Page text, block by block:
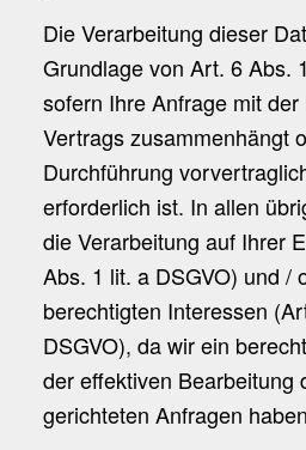
Die Verarbeitung dieser
Grundlage von Art. 6 Abs.
sofern Ihre Anfrage mit
Vertrags zusammenhängt
Durchführung
erforderlich ist. In allen
die Verarbeitung auf Ihrer
Abs. 1 lit. a DSGVO) und /
berechtigten Interessen
DSGVO), da wir ein
der effektiven Bearbeitung
gerichteten Anfragen